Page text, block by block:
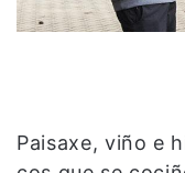
Paisaxe, viño e